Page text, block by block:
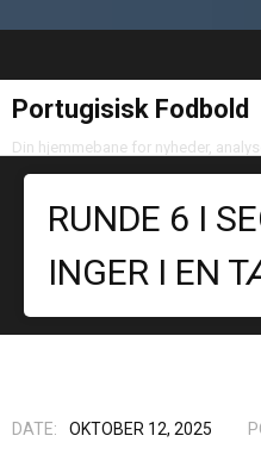
Portugisisk Fodbold
Din hjemmebane for nyheder,
RUNDE 6 I
INGER I EN
DATE: OKTOBER 12, 2025